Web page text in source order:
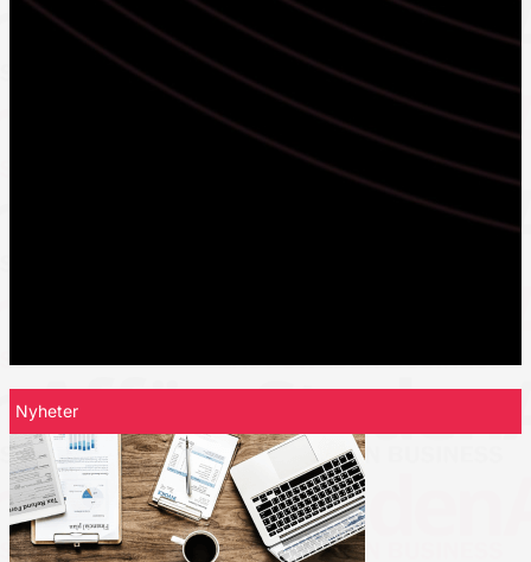
Nyheter